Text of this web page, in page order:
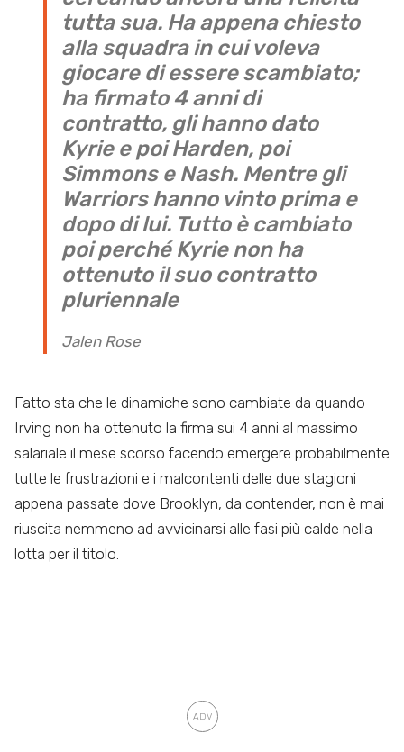
tutta sua. Ha appena chiesto
alla squadra in cui voleva
giocare di essere scambiato;
ha firmato 4 anni di
contratto, gli hanno dato
Kyrie e poi Harden, poi
Simmons e Nash. Mentre gli
Warriors hanno vinto prima e
dopo di lui. Tutto è cambiato
poi perché Kyrie non ha
ottenuto il suo contratto
pluriennale
Jalen Rose
Fatto sta che le dinamiche sono cambiate da quando
Irving non ha ottenuto la firma sui 4 anni al massimo
salariale il mese scorso facendo emergere probabilmente
tutte le frustrazioni e i malcontenti delle due stagioni
appena passate dove Brooklyn, da contender, non è mai
riuscita nemmeno ad avvicinarsi alle fasi più calde nella
lotta per il titolo.